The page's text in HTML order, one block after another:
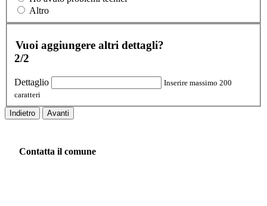
Altro
Vuoi aggiungere altri dettagli?
2/2
Dettaglio
Inserire massimo 200
caratteri
Indietro Avanti
Contatta il comune